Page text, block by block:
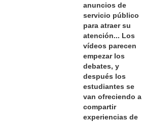
anuncios de
servicio público
para atraer su
atención... Los
vídeos parecen
empezar los
debates, y
después los
estudiantes se
van ofreciendo a
compartir
experiencias de